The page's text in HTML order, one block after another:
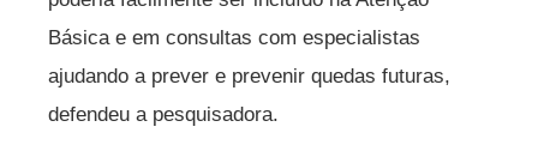
Básica e em consultas com especialistas
ajudando a prever e prevenir quedas futuras,
defendeu a pesquisadora.